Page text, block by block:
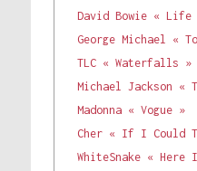
David Bowie « Life
George Michael «
TLC « Waterfalls »
Michael Jackson
Madonna « Vogue »
Cher « If I Could
WhiteSnake « Here